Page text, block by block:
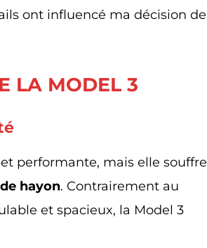
ont influencé ma décision de
LA MODEL 3
performante, mais elle souffre
hayon. Contrairement au
et spacieux, la Model 3